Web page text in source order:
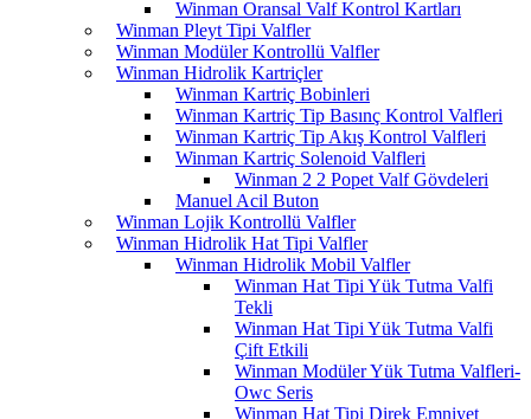
Winman Oransal Valf Kontrol Kartları
Winman Pleyt Tipi Valfler
Winman Modüler Kontrollü Valfler
Winman Hidrolik Kartriçler
Winman Kartriç Bobinleri
Winman Kartriç Tip Basınç Kontrol Valfleri
Winman Kartriç Tip Akış Kontrol Valfleri
Winman Kartriç Solenoid Valfleri
Winman 2 2 Popet Valf Gövdeleri
Manuel Acil Buton
Winman Lojik Kontrollü Valfler
Winman Hidrolik Hat Tipi Valfler
Winman Hidrolik Mobil Valfler
Winman Hat Tipi Yük Tutma Valfi
Tekli
Winman Hat Tipi Yük Tutma Valfi
Çift Etkili
Winman Modüler Yük Tutma Valfleri-
Owc Seris
Winman Hat Tipi Direk Emniyet